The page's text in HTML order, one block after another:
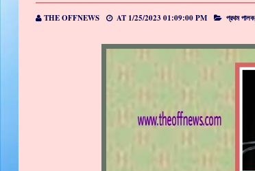
THE OFFNEWS AT 1/25/2023 01:09:00 PM প্রথম